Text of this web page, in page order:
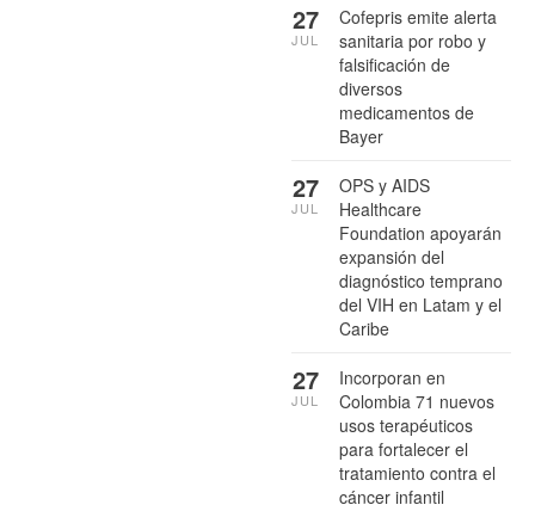
Cofepris emite alerta
sanitaria por robo y
falsificación de
diversos
medicamentos de
Bayer
27
JUL
OPS y AIDS
Healthcare
Foundation apoyarán
expansión del
diagnóstico temprano
del VIH en Latam y el
Caribe
27
JUL
Incorporan en
Colombia 71 nuevos
usos terapéuticos
para fortalecer el
tratamiento contra el
cáncer infantil
27
JUL